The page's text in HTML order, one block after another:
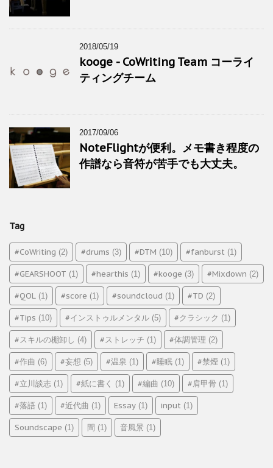
2018/05/19
kooge - CoWriting Team コーライ
ティングチーム
2017/09/06
NoteFlightが便利。メモ書き程度の
作譜なら音符が苦手でも大丈夫。
Tag
#CoWriting (2) #drums (3) #DTM (10) #fanburst (1)
#GEARSHOOT (1) #hearthis (1) #kooge (3) #Mixdown (2)
#QOL (1) #score (1) #soundcloud (1) #TD (2)
#Tips (10) #インストゥルメンタル (5) #クラシック (1)
#スキルの棚卸し (4) #ストレッチ (1) #体調管理 (2)
#作曲 (6) #妄想 (5) #温泉 (1) #睡眠 (1) #禁煙 (1)
#立川談志 (1) #紙に書く (1) #編曲 (10) #肩甲骨 (1)
#落語 (1) #近代曲 (1) Essay (1) input (1)
Soundscape (1) 間 (1) 音風景 (1)